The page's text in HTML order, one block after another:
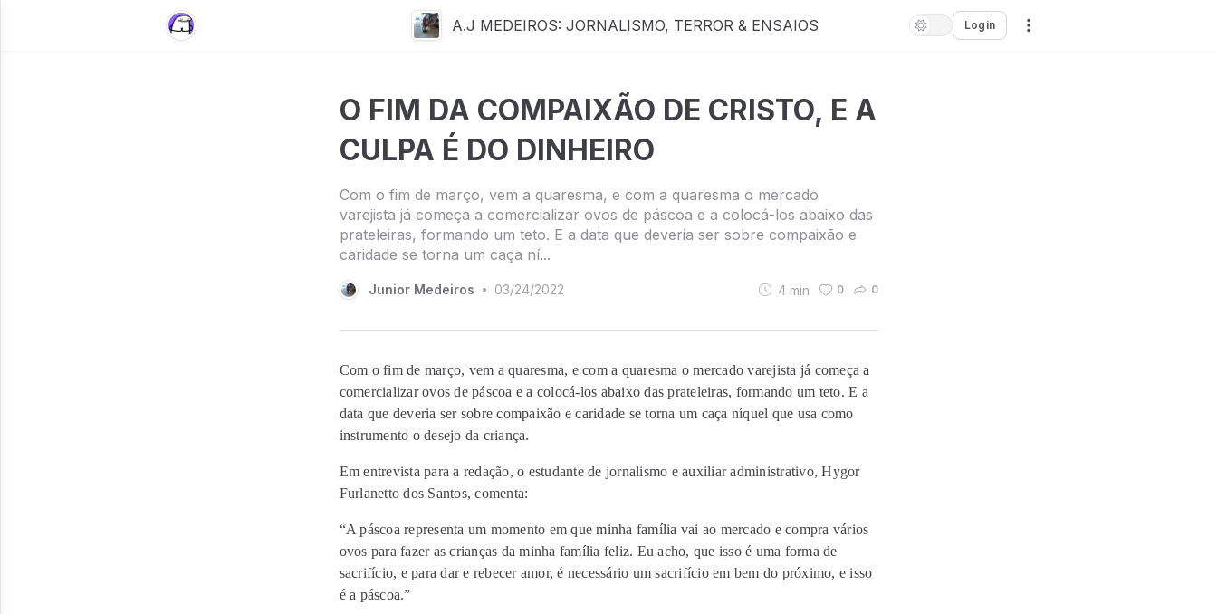
A.J MEDEIROS: JORNALISMO, TERROR & ENSAIOS Login
O FIM DA COMPAIXÃO DE CRISTO, E A
CULPA É DO DINHEIRO
Com o fim de março, vem a quaresma, e com a quaresma o mercado
varejista já começa a comercializar ovos de páscoa e a colocá-los abaixo das
prateleiras, formando um teto. E a data que deveria ser sobre compaixão e
caridade se torna um caça ní...
Junior Medeiros • 03/24/2022 4min 0 0
Com o fim de março, vem a quaresma, e com a quaresma o mercado varejista já começa a
comercializar ovos de páscoa e a colocá-los abaixo das prateleiras, formando um teto. E a
data que deveria ser sobre compaixão e caridade se torna um caça níquel que usa como
instrumento o desejo da criança.
Em entrevista para a redação, o estudante de jornalismo e auxiliar administrativo, Hygor
Furlanetto dos Santos, comenta:
“A páscoa representa um momento em que minha família vai ao mercado e compra vários
ovos para fazer as crianças da minha família feliz. Eu acho, que isso é uma forma de
sacrifício, e para dar e rebecer amor, é necessário um sacrifício em bem do próximo, e isso
é a páscoa.”